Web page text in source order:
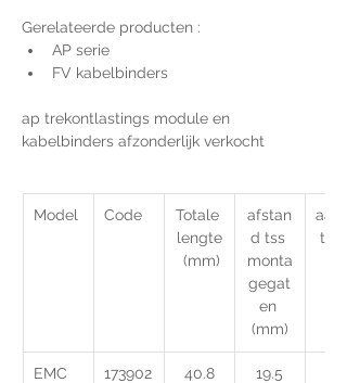
Gerelateerde producten :
AP serie
FV kabelbinders
ap trekontlastings module en
kabelbinders afzonderlijk verkocht
Model Code
Totale
lengte
(mm)
afstan
d tss
monta
gegat
en
(mm)
EMC
173902
40.8 19.5